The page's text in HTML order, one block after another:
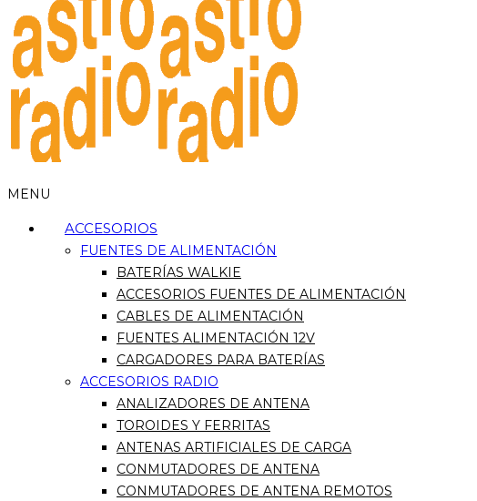
MENU
ACCESORIOS
FUENTES DE ALIMENTACIÓN
BATERÍAS WALKIE
ACCESORIOS FUENTES DE ALIMENTACIÓN
CABLES DE ALIMENTACIÓN
FUENTES ALIMENTACIÓN 12V
CARGADORES PARA BATERÍAS
ACCESORIOS RADIO
ANALIZADORES DE ANTENA
TOROIDES Y FERRITAS
ANTENAS ARTIFICIALES DE CARGA
CONMUTADORES DE ANTENA
CONMUTADORES DE ANTENA REMOTOS